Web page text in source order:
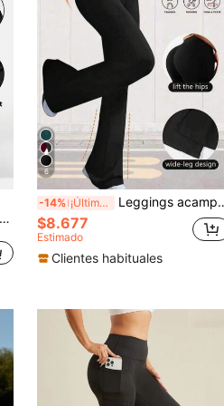
6
-14% ¡Últimos 3 días Leggings acampanados de cintura alta de unicolor, pantalones deportivos ajustados de yoga de alta elasticidad, ropa deportiva para mujer
$8.677
Estimado
Clientes habituales